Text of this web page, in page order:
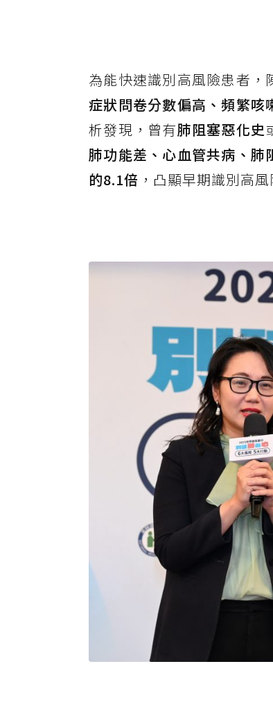
為能快速識別高風險患者
症狀問卷分數偏高、頻繁咳
析發現，曾有肺阻塞惡化史
肺功能差、心血管共病、肺
的8.1倍 ，凸顯早期識別高